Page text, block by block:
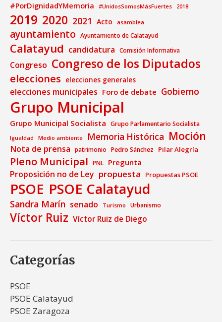
#PorDignidadYMemoria #UnidosSomosMásFuertes 2018
2019 2020 2021 Acto asamblea
ayuntamiento Ayuntamiento de Calatayud
Calatayud candidatura Comisión Informativa
Congreso Congreso de los Diputados
elecciones elecciones generales
elecciones municipales Foro de debate Gobierno
Grupo Municipal
Grupo Municipal Socialista Grupo Parlamentario Socialista
Igualdad Medio ambiente Memoria Histórica Moción
Nota de prensa patrimonio Pedro Sánchez Pilar Alegría
Pleno Municipal PNL Pregunta
Proposición no de Ley propuesta Propuestas PSOE
PSOE PSOE Calatayud
Sandra Marín senado Turismo Urbanismo
Víctor Ruiz Víctor Ruiz de Diego
Categorías
PSOE
PSOE Calatayud
PSOE Zaragoza